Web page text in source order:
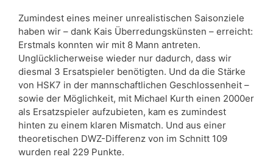
Zumindest eines meiner unrealistischen Saisonziele
haben wir – dank Kais Überredungskünsten – erreicht:
Erstmals konnten wir mit 8 Mann antreten.
Unglücklicherweise wieder nur dadurch, dass wir
diesmal 3 Ersatspieler benötigten. Und da die Stärke
von HSK7 in der mannschaftlichen Geschlossenheit –
sowie der Möglichkeit, mit Michael Kurth einen 2000er
als Ersatzspieler aufzubieten, kam es zumindest
hinten zu einem klaren Mismatch. Und aus einer
theoretischen DWZ-Differenz von im Schnitt 109
wurden real 229 Punkte.